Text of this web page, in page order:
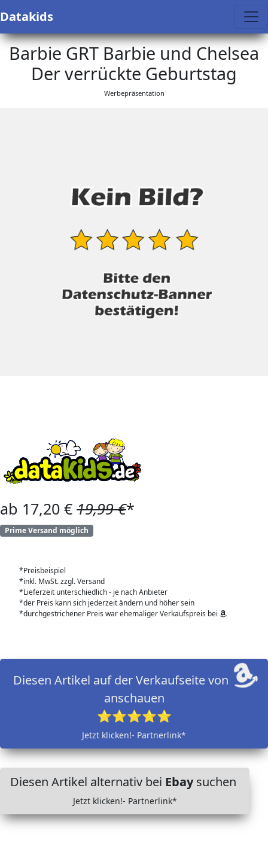
Datakids
Barbie GRT Barbie und Chelsea
Der verrückte Geburtstag
Werbepräsentation
ab 17,20 € 19,99 €*
Prime Versand möglich
*Preisbeispiel
*inkl. MwSt. zzgl. Versand
*Lieferzeit unterschiedlich - je nach Anbieter
*der Preis kann sich jederzeit ändern und höher sein
*durchgestrichener Preis war ehemaliger Verkaufspreis bei
Diesen Artikel auf der Verkaufseite von
anschauen
⭐⭐⭐⭐⭐
Jetzt klicken!- Partnerlink*
Diesen Artikel alternativ bei Ebaysuchen
Jetzt klicken!- Partnerlink*